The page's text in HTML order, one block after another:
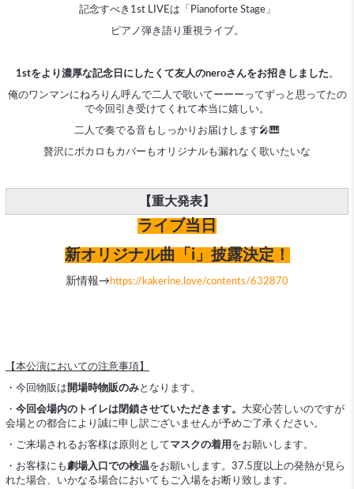
記念すべき1st LIVEは「Pianoforte Stage」
ピアノ弾き語り重視ライブ。
1stをより濃厚な記念日にしたくて友人のneroさんをお招きしました。
俺のワンマンにねろりん呼んで二人で歌いてーーーってずっと思ってたの
で今回引き受けてくれて本当に嬉しい。
二人で奏でる音もしっかりお届けします🎤🎹
贅沢にボカロもカバーもオリジナルも漏れなく歌いたいな
【重大発表】
ライブ当日
新オリジナル曲「i」披露決定！
新情報→ https://kakerine.love/contents/632870
【本公演においての注意事項】
・今回物販は 開場時物販のみとなります。
・ 今回会場内のトイレは閉鎖させていただきます。 大変心苦しいのですが
会場との都合により誠に申し訳ございませんが予めご了承ください。
・ご来場されるお客様は原則としてマスクの着用 をお願いします。
・お客様にも劇場入口での検温をお願いします。37.5度以上の発熱が見ら
れた場合、いかなる場合においてもご入場をお断り致します。